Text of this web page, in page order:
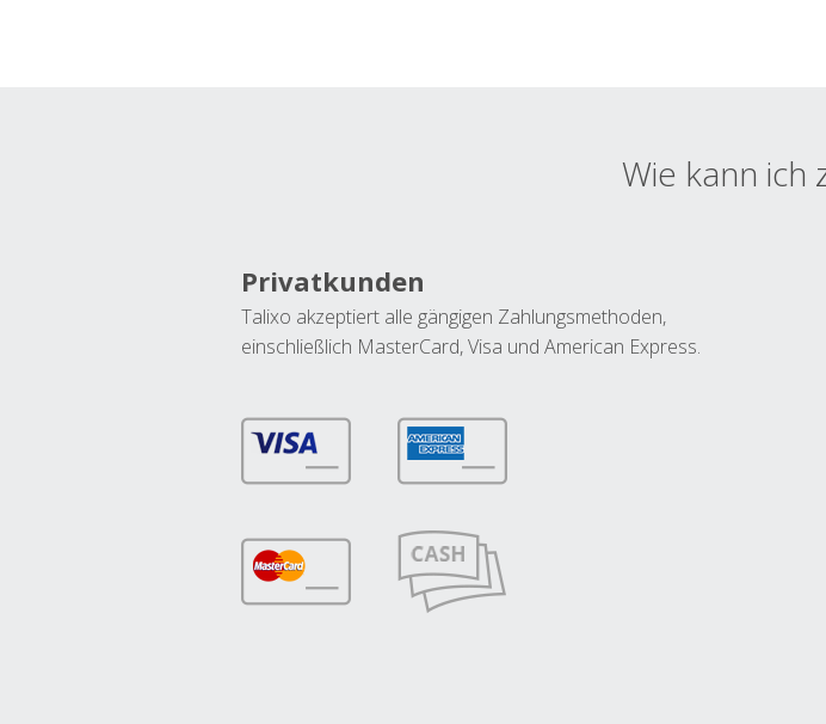
Wie kann ich
Privatkunden
Talixo akzeptiert alle gängigen Zahlungsmethoden,
einschließlich MasterCard, Visa und American Express.